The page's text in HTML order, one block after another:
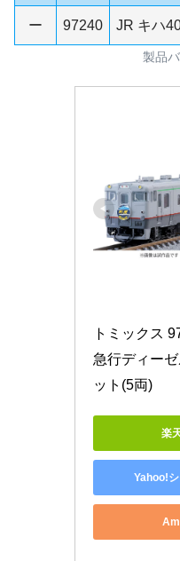
ー 97240 JR キハ
製品
トミックス
急行ディー
ット(5両)
楽
Yahoo!